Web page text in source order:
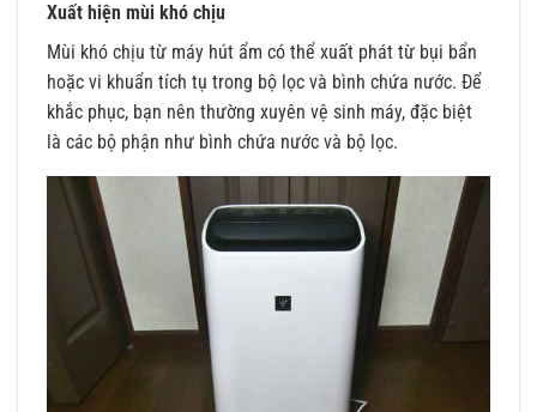
Xuất hiện mùi khó chịu
Mùi khó chịu từ máy hút ẩm có thể xuất phát từ bụi bẩn
hoặc vi khuẩn tích tụ trong bộ lọc và bình chứa nước. Để
khắc phục, bạn nên thường xuyên vệ sinh máy, đặc biệt
là các bộ phận như bình chứa nước và bộ lọc.